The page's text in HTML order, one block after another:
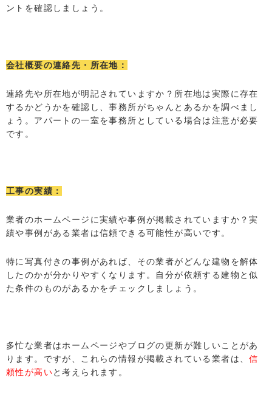
ントを確認しましょう。
会社概要の連絡先・所在地：
連絡先や所在地が明記されていますか？所在地は実際に存在
するかどうかを確認し、事務所がちゃんとあるかを調べまし
ょう。アパートの一室を事務所としている場合は注意が必要
です。
工事の実績：
業者のホームページに実績や事例が掲載されていますか？実
績や事例がある業者は信頼できる可能性が高いです。
特に写真付きの事例があれば、その業者がどんな建物を解体
したのかが分かりやすくなります。自分が依頼する建物と似
た条件のものがあるかをチェックしましょう。
多忙な業者はホームページやブログの更新が難しいことがあ
ります。ですが、これらの情報が掲載されている業者は、信
頼性が高いと考えられます。